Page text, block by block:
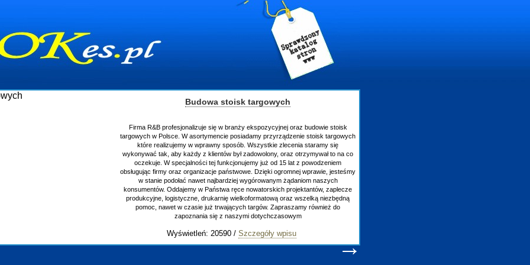
Budowa stoisk targowych
Firma R&B profesjonalizuje się w branży ekspozycyjnej oraz budowie stoisk
targowych w Polsce. W asortymencie posiadamy przyrządzenie stoisk targowych
które realizujemy w wprawny sposób. Wszystkie zlecenia staramy się
wykonywać tak, aby każdy z klientów był zadowolony, oraz otrzymywał to na co
oczekuje. W specjalności tej funkcjonujemy już od 15 lat z powodzeniem
obsługując firmy oraz organizacje państwowe. Dzięki ogromnej wprawie, jesteśmy
w stanie podołać nawet najbardziej wygórowanym żądaniom naszych
konsumentów. Oddajemy w Państwa ręce nowatorskich projektantów, zaplecze
produkcyjne, logistyczne, drukarnię wielkoformatową oraz wszelką niezbędną
pomoc, nawet w czasie już trwających targów. Zapraszamy również do
zapoznania się z naszymi dotychczasowym
Wyświetleń: 20590 / Szczegóły wpisu
→